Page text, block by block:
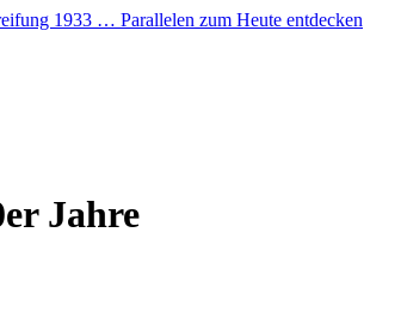
1933 … Parallelen zum Heute entdecken
Jahre